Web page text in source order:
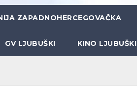
ZAPADNOHERCEGOVAČKA
GV LJUBUŠKI KINO LJUBUŠKI